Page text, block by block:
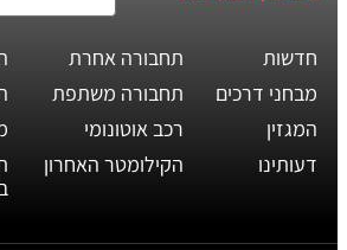
חדשות
מבחני דרכים
המגזין
דעותינו
תחבורה אחרת
תחבורה משתפת
רכב אוטונומי
הקילומטר האחרון